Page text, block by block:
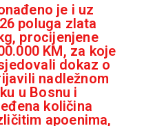
je i uz
poluga zlata
procijenjene
KM, za koje
dokaz o
nadležnom
u Bosnu i
količina
apoenima,